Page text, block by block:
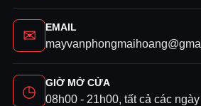
✉ EMAIL
◷ GIỜ MỞ CỬA
08h00 - 21h00, tất cả các ngày